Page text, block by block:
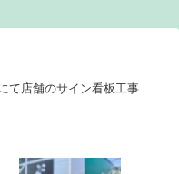
て店舗のサイン看板工事